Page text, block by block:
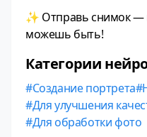
✨ Отправь снимок —
можешь быть!
Категории
Создание портрета
Для улучшения
Для обработки фото